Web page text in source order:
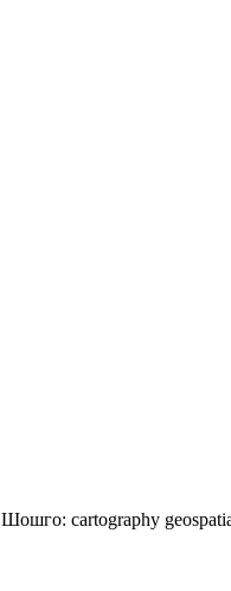
Шошго: cartography